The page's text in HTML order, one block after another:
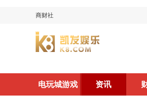
商财社
电玩城游戏 资讯